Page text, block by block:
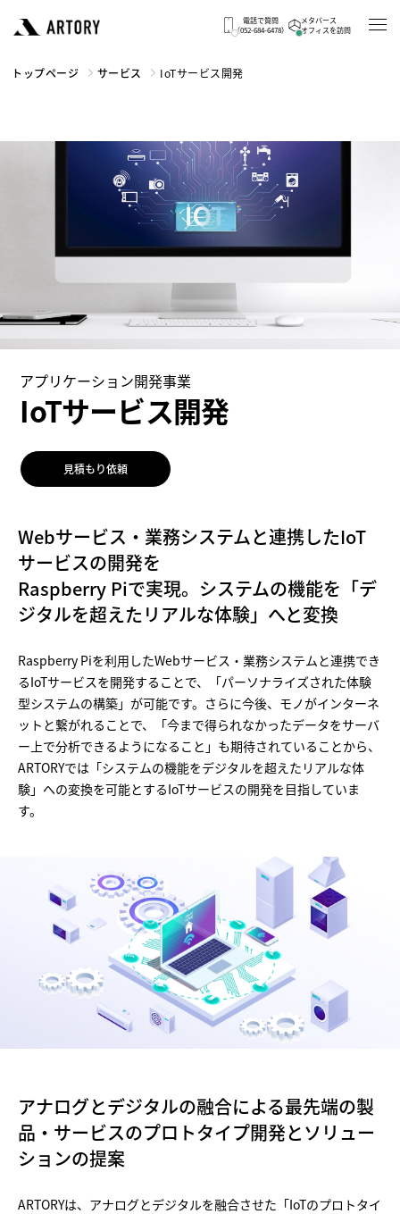
電話で質問
（052-684-6478）
メタバース
オフィスを訪問
トップページ サービス IoTサービス開発
アプリケーション開発事業
IoTサービス開発
見積もり依頼
Webサービス・業務システムと連携したIoT
サービスの開発を
Raspberry Piで実現。システムの機能を「デ
ジタルを超えたリアルな体験」へと変換
Raspberry Piを利用したWebサービス・業務システムと連携でき
るIoTサービスを開発することで、「パーソナライズされた体験
型システムの構築」が可能です。さらに今後、モノがインターネ
ットと繋がれることで、「今まで得られなかったデータをサーバ
ー上で分析できるようになること」も期待されていることから、
ARTORYでは「システムの機能をデジタルを超えたリアルな体
験」への変換を可能とするIoTサービスの開発を目指していま
す。
アナログとデジタルの融合による最先端の製
品・サービスのプロトタイプ開発とソリュー
ションの提案
ARTORYは、アナログとデジタルを融合させた「IoTのプロトタイ